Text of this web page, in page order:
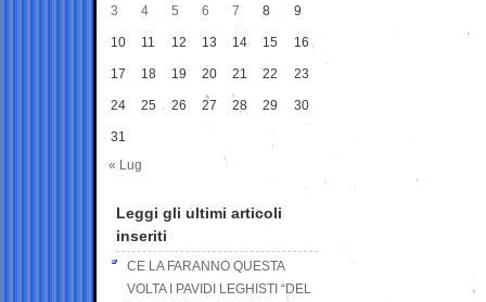
3 4 5 6 7 8 9
10 11 12 13 14 15 16
17 18 19 20 21 22 23
24 25 26 27 28 29 30
31
« Lug
Leggi gli ultimi articoli
inseriti
CE LA FARANNO QUESTA
VOLTA I PAVIDI LEGHISTI “DEL